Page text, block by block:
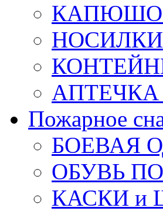
НОСИЛКИ
Пожарное
БОЕВАЯ
ОБУВЬ
КАСКИ и